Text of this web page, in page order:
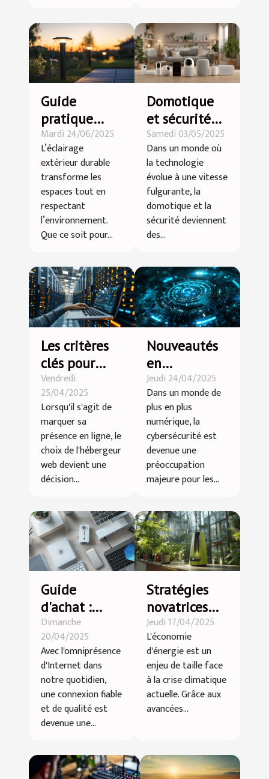
Guide
pratique
pour installer
un éclairage
extérieur
durable
Mardi 24/06/2025
L’éclairage
extérieur durable
transforme les
espaces tout en
respectant
l’environnement.
Que ce soit pour...
Domotique
et sécurité
les nouvelles
solutions
pour une
maison
connectée et
protégée
Samedi 03/05/2025
Dans un monde où
la technologie
évolue à une vitesse
fulgurante, la
domotique et la
sécurité deviennent
des...
Les critères
clés pour
choisir un
hébergeur
web adapté
à vos besoins
en France
Vendredi
25/04/2025
Lorsqu'il s'agit de
marquer sa
présence en ligne, le
choix de l'hébergeur
web devient une
décision...
Nouveautés
en
cybersécurité
en 2023
meilleures
pratiques
pour
sécuriser ses
données
Jeudi 24/04/2025
Dans un monde de
plus en plus
numérique, la
cybersécurité est
devenue une
préoccupation
majeure pour les...
Guide
d'achat :
choisir entre
amplificateur
et répétiteur
WiFi selon
vos besoins
Dimanche
20/04/2025
Avec l'omniprésence
d'Internet dans
notre quotidien,
une connexion fiable
et de qualité est
devenue une...
Stratégies
novatrices
pour
économiser
l'énergie
avec les
dernières
technologies
Jeudi 17/04/2025
L'économie
d'énergie est un
enjeu de taille face
à la crise climatique
actuelle. Grâce aux
avancées...